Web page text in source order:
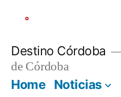
contenido
Destino Córdoba
de Córdoba
Home Noticias